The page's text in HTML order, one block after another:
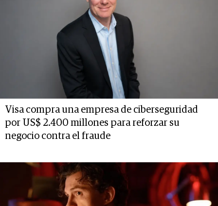
Visa compra una empresa de ciberseguridad
por US$ 2.400 millones para reforzar su
negocio contra el fraude